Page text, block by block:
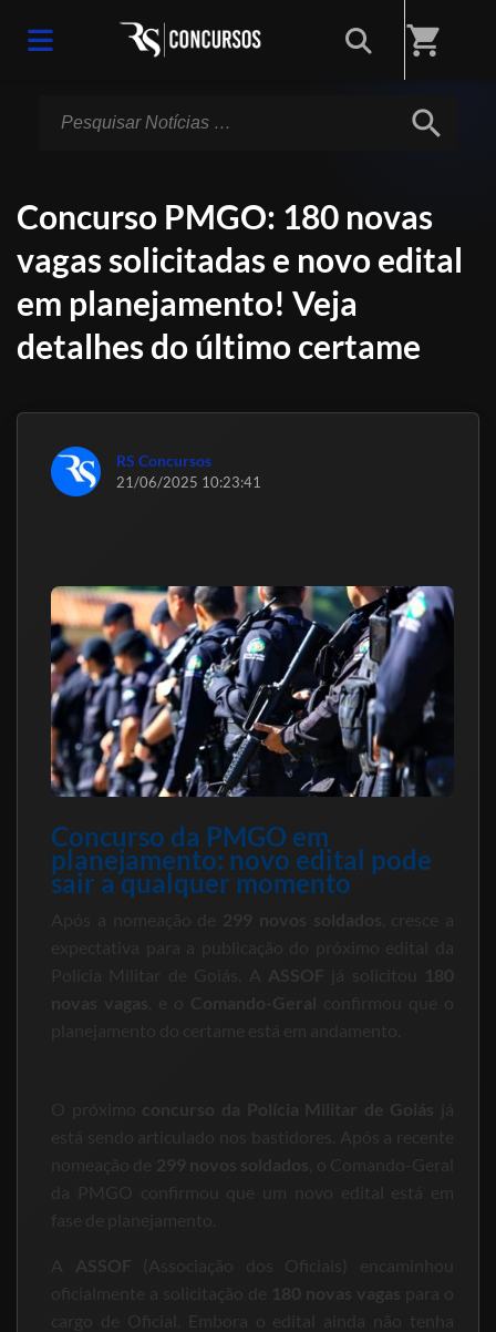
shopping_cart
search
Concurso PMGO: 180 novas
vagas solicitadas e novo edital
em planejamento! Veja
detalhes do último certame
RS Concursos
21/06/2025 10:23:41
Concurso da PMGO em
planejamento: novo edital pode
sair a qualquer momento
Após a nomeação de 299 novos soldados
, cresce a
expectativa para a publicação do próximo edital da
Polícia Militar de Goiás. A
ASSOF já solicitou
180
, e o Comando-Geral
confirmou que o
planejamento do certame está em andamento.
O próximo concurso da Polícia Militar de Goiás
já
está sendo articulado nos bastidores. Após a recente
nomeação de
299 novos soldados
, o Comando-Geral
da PMGO confirmou que um novo edital está em
fase de planejamento.
A ASSOF
(Associação dos Oficiais) encaminhou
oficialmente a solicitação de
180 novas vagas para o
cargo de Oficial. Embora o edital ainda não tenha